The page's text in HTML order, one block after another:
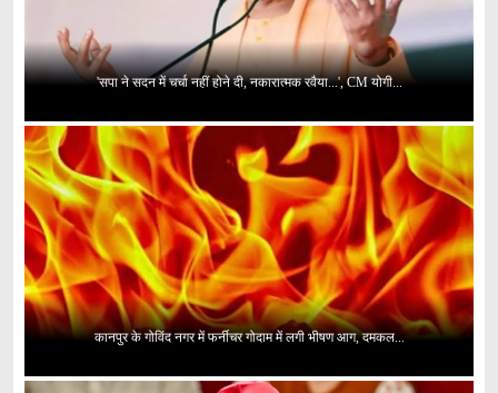
'सपा ने सदन में चर्चा नहीं होने दी, नकारात्मक रवैया...', CM योगी...
कानपुर के गोविंद नगर में फर्नीचर गोदाम में लगी भीषण आग, दमकल...